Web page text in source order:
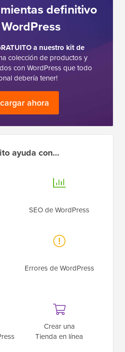
definitivo
a nuestro kit de
colección de productos y
con WordPress que todo
debería tener!
ahora
ayuda con…
SEO de WordPress
Errores de WordPress
Crear una
Tienda en línea